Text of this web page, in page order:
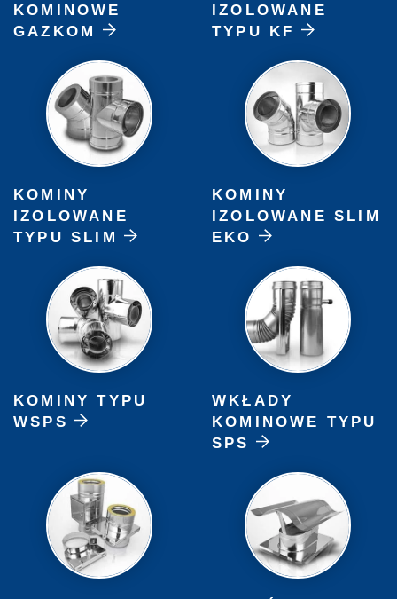
KOMINOWE
GAZKOM
IZOLOWANE
TYPU KF
KOMINY
IZOLOWANE
TYPU SLIM
KOMINY
IZOLOWANE SLIM
EKO
KOMINY TYPU
WSPS
WKŁADY
KOMINOWE TYPU
SPS